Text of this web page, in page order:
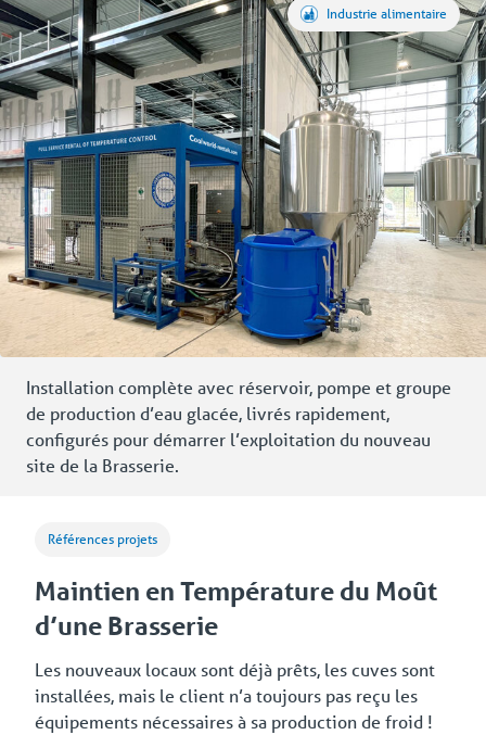
Références projets
Maintien en Température du Moût
d’une Brasserie
Les nouveaux locaux sont déjà prêts, les cuves sont
installées, mais le client n’a toujours pas reçu les
équipements nécessaires à sa production de froid !
Industrie alimentaire
Installation complète avec réservoir, pompe et groupe
de production d’eau glacée, livrés rapidement,
configurés pour démarrer l’exploitation du nouveau
site de la Brasserie.